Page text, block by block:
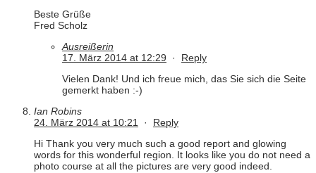
Beste Grüße
Fred Scholz
Ausreißerin
17. März 2014 at 12:29 · Reply
Vielen Dank! Und ich freue mich, das Sie sich die Seite
gemerkt haben :-)
Ian Robins
24. März 2014 at 10:21 · Reply
Hi Thank you very much such a good report and glowing
words for this wonderful region. It looks like you do not need a
photo course at all the pictures are very good indeed.